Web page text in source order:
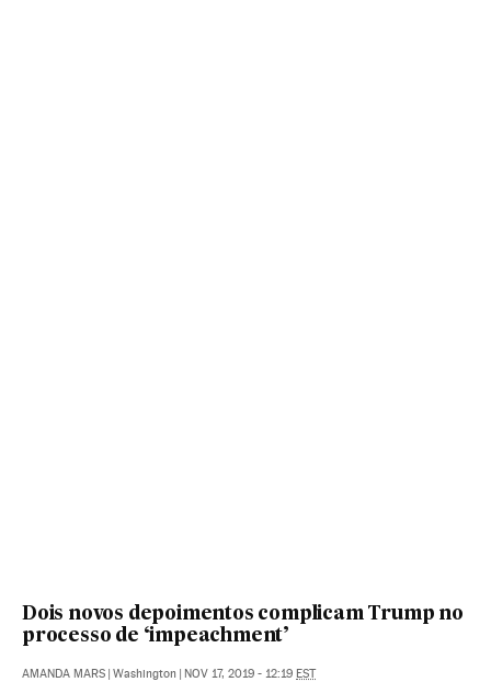
Dois novos depoimentos complicam Trump no
processo de ‘impeachment’
AMANDA MARS | Washington | NOV 17, 2019 - 12:19 EST